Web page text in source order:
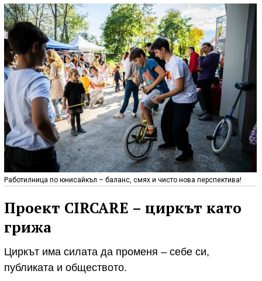
Работилница по юнисайкъл – баланс, смях и чисто нова перспектива!
Проект CIRCARE – циркът като
грижа
Циркът има силата да променя – себе си,
публиката и обществото.